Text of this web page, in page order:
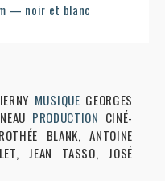
— noir et blanc
MUSIQUE GEORGES
PRODUCTION CINÉ-
BLANK, ANTOINE
JEAN TASSO, JOSÉ